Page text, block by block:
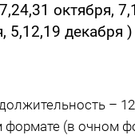
октября,
5,12,19 декабря )
–
формате (в очном